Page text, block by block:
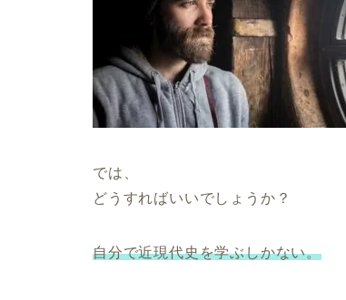
では、
どうすればいいでしょうか？
自分で近現代史を学ぶしかない。